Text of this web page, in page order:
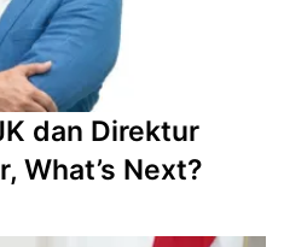
dan Direktur
What’s Next?